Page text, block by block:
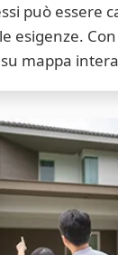
può essere
esigenze.
mappa